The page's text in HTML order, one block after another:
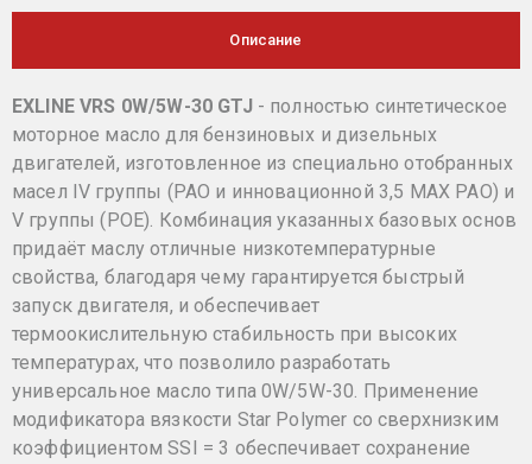
Описание
EXLINE VRS 0W/5W-30 GTJ- полностью синтетическое
моторное масло для бензиновых и дизельных
двигателей, изготовленное из специально отобранных
масел IV группы (PAO и инновационной 3,5 MAX PAO) и
V группы (POE). Комбинация указанных базовых основ
придаёт маслу отличные низкотемпературные
свойства, благодаря чему гарантируется быстрый
запуск двигателя, и обеспечивает
термоокислительную стабильность при высоких
температурах, что позволило разработать
универсальное масло типа 0W/5W-30. Применение
модификатора вязкости Star Polymer со сверхнизким
коэффициентом SSI = 3 обеспечивает сохранение